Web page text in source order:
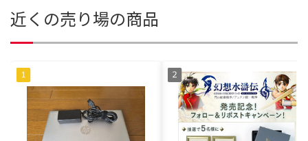
近くの売り場の商品